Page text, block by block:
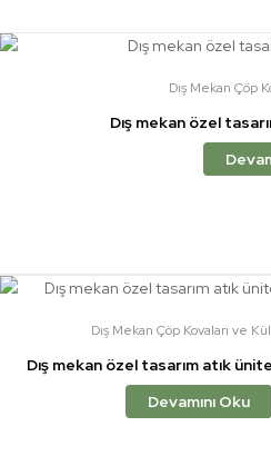
Dış Mekan Çöp
Dış mekan özel
Dış Mekan Çöp Kovaları ve
Dış mekan özel tasarım atık
Devamını Oku